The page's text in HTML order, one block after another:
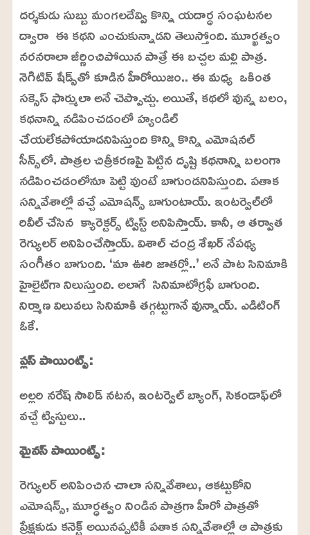
దర్శకుడు సుబ్బు మంగలదేవ్వి కొన్ని యదార్ధ సంఘటనల
ద్వారా ఈ కథని ఎంచుకున్నాడని తెలుస్తోంది. మూర్ఖత్వం
నరనరాలా జీర్ణించిపోయిన పాత్రే ఈ బచ్చల మల్లి పాత్ర.
నెగిటివ్ షేడ్స్‌తో కూడిన హీరోయిజం.. ఈ మధ్య ఒకింత
సక్సెస్ ఫార్ములా అనే చెప్పొచ్చు. అయితే, కథలో వున్న బలం,
కథనాన్ని నడిపించడంలో హ్యండిల్
చేయలేకపోయాడనిపిస్తుంది కొన్ని కొన్ని ఎమోషనల్
సీన్స్‌లో. పాత్రల చిత్రీకరణపై పెట్టిన దృష్టి కథనాన్ని బలంగా
నడిపించడంలోనూ పెట్టి వుంటే బాగుండనిపిస్తుంది. పతాక
సన్నివేశాల్లో వచ్చే ఎమోషన్స్ బాగుంటాయ్. ఇంటర్వెల్‌లో
రివీల్ చేసిన క్యారెక్టర్స్ ట్విస్ట్ అనిపిస్తాయ్. కానీ, ఆ తర్వాత
రెగ్యులర్ అనిపించేస్తాయ్. విశాల్ చంద్ర శేఖర్ నేపథ్య
సంగీతం బాగుంది. ‘మా ఊరి జాతర్లో..’ అనే పాట సినిమాకి
హైలైట్‌గా నిలుస్తుంది. అలాగే సినిమాటోగ్రఫీ బాగుంది.
నిర్మాణ విలువలు సినిమాకి తగ్గట్టుగానే వున్నాయ్. ఎడిటింగ్
ఓకే.
ప్లస్ పాయింట్స్:
అల్లరి నరేష్ సాలిడ్ నటన, ఇంటర్వెల్ బ్యాంగ్, సెకండాఫ్‌లో
వచ్చే ట్విస్టులు..
మైనస్ పాయింట్స్:
రెగ్యులర్ అనిపించిన చాలా సన్నివేశాలు, ఆకట్టుకోని
ఎమోషన్స్, మూర్ధత్వం నిండిన పాత్రగా హీరో పాత్రతో
ప్రేక్షకుడు కనెక్ట్ అయినప్పటికీ పతాక సన్నివేశాల్లో ఆ పాత్రకు